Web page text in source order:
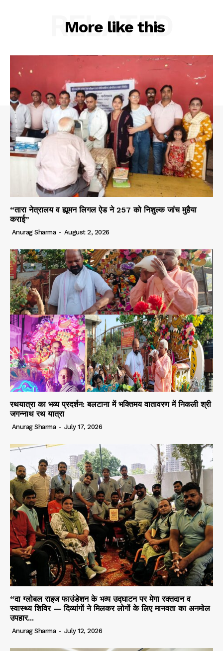
More like this
RELATED
“तारा नेत्रालय व ह्यूमन लिगल ऐड ने 257 को निशुल्क जांच मुहैया
कराई”
Anurag Sharma - August 2, 2026
रथयात्रा का भव्य प्रदर्शन: बलटाना में भक्तिमय वातावरण में निकली श्री
जगन्नाथ रथ यात्रा
Anurag Sharma - July 17, 2026
“दा ग्लोबल राइज फाउंडेशन के भव्य उद्घाटन पर मेगा रक्तदान व
स्वास्थ्य शिविर — दिव्यांगों ने मिलकर लोगों के लिए मानवता का अनमोल
उपहार...
Anurag Sharma - July 12, 2026